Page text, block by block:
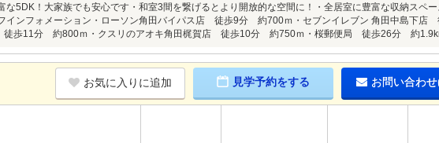
5DK！大家族でも安心です・和室3間を繋げるとより開放的な空間に！・全居室に豊富な収納スペ
インフォメーション・ローソン角田バイパス店 徒歩9分 約700ｍ・セブンイレブン 角田中島下店
歩11分 約800ｍ・クスリのアオキ角田梶賀店 徒歩10分 約750ｍ・桜郵便局 徒歩26分 約
お気に入りに追加 見学予約をする お問い合わ